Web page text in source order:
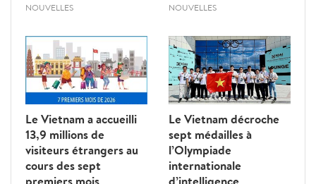
NOUVELLES NOUVELLES
Le Vietnam a accueilli
13,9 millions de
visiteurs étrangers au
cours des sept
premiers mois
Le Vietnam décroche
sept médailles à
l’Olympiade
internationale
d’intelligence